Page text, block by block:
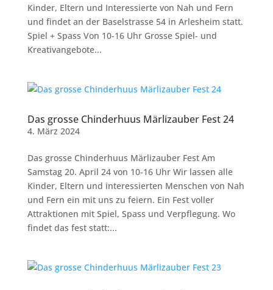
Kinder, Eltern und Interessierte von Nah und Fern
und findet an der Baselstrasse 54 in Arlesheim statt.
Spiel + Spass Von 10-16 Uhr Grosse Spiel- und
Kreativangebote...
Das grosse Chinderhuus Märlizauber Fest 24
4. März 2024
Das grosse Chinderhuus Märlizauber Fest Am
Samstag 20. April 24 von 10-16 Uhr Wir lassen alle
Kinder, Eltern und interessierten Menschen von Nah
und Fern ein mit uns zu feiern. Ein Fest voller
Attraktionen mit Spiel, Spass und Verpflegung. Wo
findet das fest statt:...